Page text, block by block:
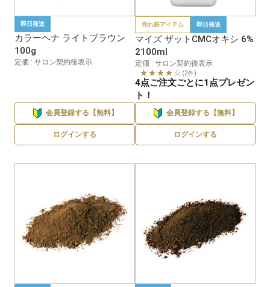
即日発送
カラーヘナ ライトブラウン
100g
定価 : サロン契約後表示
会員登録する【無料】
ログインする
売れ筋アイテム 即日発送
マイズ ザットCMCオキシ 6%
2100ml
定価 : サロン契約後表示
★★★★☆ (2件)
4点ご注文ごとに1点プレゼン
ト！
会員登録する【無料】
ログインする